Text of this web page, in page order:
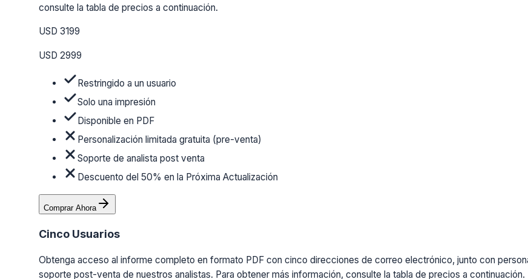
consulte la tabla de precios a continuación.
USD 3199
USD 2999
Restringido a un usuario
Solo una impresión
Disponible en PDF
Personalización limitada gratuita (pre-venta)
Soporte de analista post venta
Descuento del 50% en la Próxima Actualización
Comprar Ahora
Cinco Usuarios
Obtenga acceso al informe completo en formato PDF con cinco direcciones de correo electrónico, junto con
soporte post-venta de nuestros analistas. Para obtener más información, consulte la tabla de precios a continuación.